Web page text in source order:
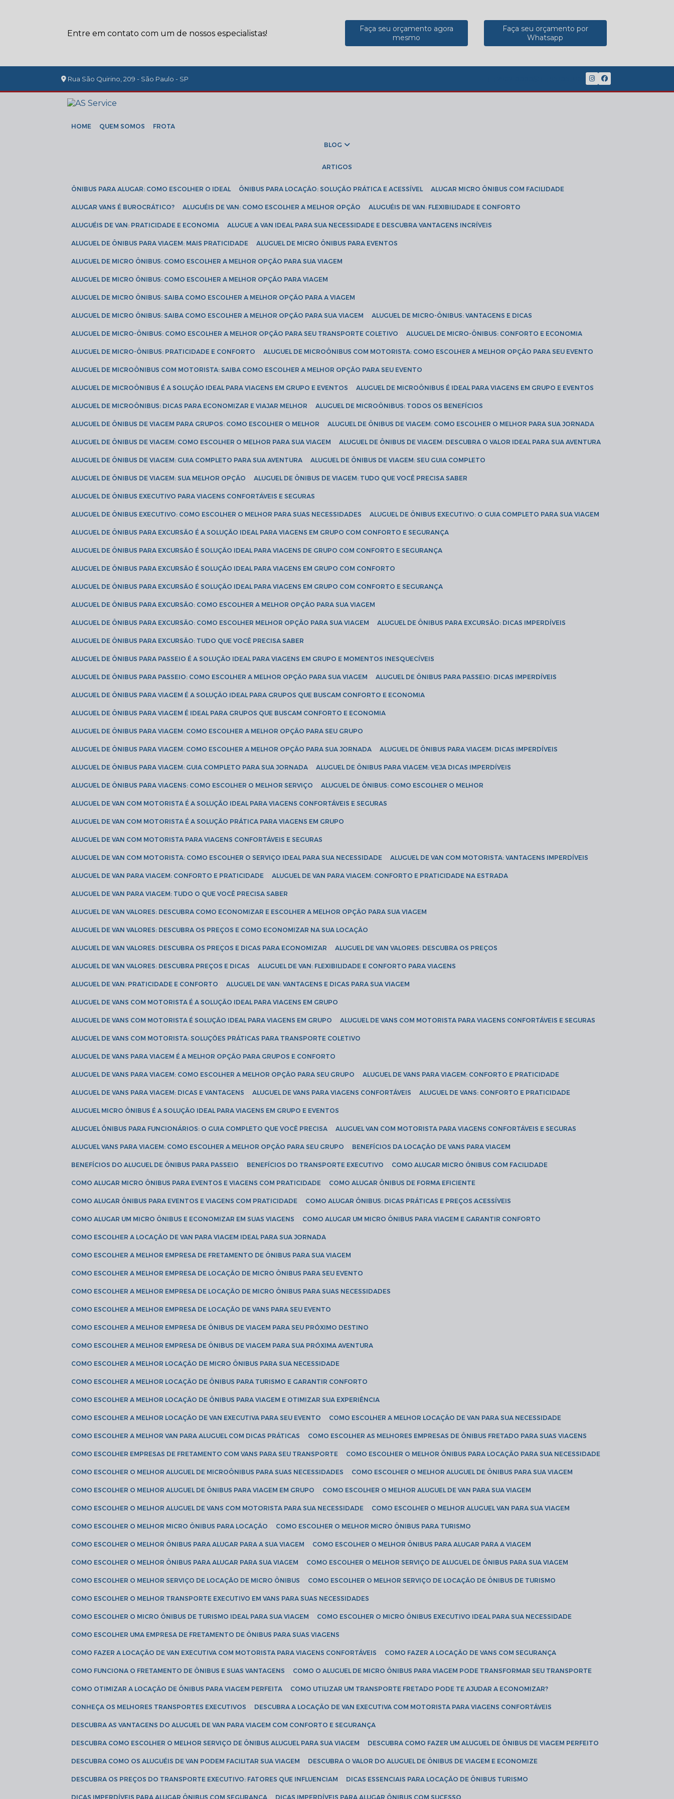
Entre em contato com um de nossos especialistas!
Faça seu orçamento agora
mesmo
Faça seu orçamento por
Whatsapp
Rua São Quirino, 209 - São Paulo - SP
HOME QUEM SOMOS FROTA
BLOG
ARTIGOS
ÔNIBUS PARA ALUGAR: COMO ESCOLHER O IDEAL ÔNIBUS PARA LOCAÇÃO: SOLUÇÃO PRÁTICA E ACESSÍVEL ALUGAR MICRO ÔNIBUS COM FACILIDADE
ALUGAR VANS É BUROCRÁTICO? ALUGUÉIS DE VAN: COMO ESCOLHER A MELHOR OPÇÃO ALUGUÉIS DE VAN: FLEXIBILIDADE E CONFORTO
ALUGUÉIS DE VAN: PRATICIDADE E ECONOMIA ALUGUE A VAN IDEAL PARA SUA NECESSIDADE E DESCUBRA VANTAGENS INCRÍVEIS
ALUGUEL DE ÔNIBUS PARA VIAGEM: MAIS PRATICIDADE ALUGUEL DE MICRO ÔNIBUS PARA EVENTOS
ALUGUEL DE MICRO ÔNIBUS: COMO ESCOLHER A MELHOR OPÇÃO PARA SUA VIAGEM
ALUGUEL DE MICRO ÔNIBUS: COMO ESCOLHER A MELHOR OPÇÃO PARA VIAGEM
ALUGUEL DE MICRO ÔNIBUS: SAIBA COMO ESCOLHER A MELHOR OPÇÃO PARA A VIAGEM
ALUGUEL DE MICRO ÔNIBUS: SAIBA COMO ESCOLHER A MELHOR OPÇÃO PARA SUA VIAGEM ALUGUEL DE MICRO-ÔNIBUS: VANTAGENS E DICAS
ALUGUEL DE MICRO-ÔNIBUS: COMO ESCOLHER A MELHOR OPÇÃO PARA SEU TRANSPORTE COLETIVO ALUGUEL DE MICRO-ÔNIBUS: CONFORTO E ECONOMIA
ALUGUEL DE MICRO-ÔNIBUS: PRATICIDADE E CONFORTO ALUGUEL DE MICROÔNIBUS COM MOTORISTA: COMO ESCOLHER A MELHOR OPÇÃO PARA SEU EVENTO
ALUGUEL DE MICROÔNIBUS COM MOTORISTA: SAIBA COMO ESCOLHER A MELHOR OPÇÃO PARA SEU EVENTO
ALUGUEL DE MICROÔNIBUS É A SOLUÇÃO IDEAL PARA VIAGENS EM GRUPO E EVENTOS ALUGUEL DE MICROÔNIBUS É IDEAL PARA VIAGENS EM GRUPO E EVENTOS
ALUGUEL DE MICROÔNIBUS: DICAS PARA ECONOMIZAR E VIAJAR MELHOR ALUGUEL DE MICROÔNIBUS: TODOS OS BENEFÍCIOS
ALUGUEL DE ÔNIBUS DE VIAGEM PARA GRUPOS: COMO ESCOLHER O MELHOR ALUGUEL DE ÔNIBUS DE VIAGEM: COMO ESCOLHER O MELHOR PARA SUA JORNADA
ALUGUEL DE ÔNIBUS DE VIAGEM: COMO ESCOLHER O MELHOR PARA SUA VIAGEM ALUGUEL DE ÔNIBUS DE VIAGEM: DESCUBRA O VALOR IDEAL PARA SUA AVENTURA
ALUGUEL DE ÔNIBUS DE VIAGEM: GUIA COMPLETO PARA SUA AVENTURA ALUGUEL DE ÔNIBUS DE VIAGEM: SEU GUIA COMPLETO
ALUGUEL DE ÔNIBUS DE VIAGEM: SUA MELHOR OPÇÃO ALUGUEL DE ÔNIBUS DE VIAGEM: TUDO QUE VOCÊ PRECISA SABER
ALUGUEL DE ÔNIBUS EXECUTIVO PARA VIAGENS CONFORTÁVEIS E SEGURAS
ALUGUEL DE ÔNIBUS EXECUTIVO: COMO ESCOLHER O MELHOR PARA SUAS NECESSIDADES ALUGUEL DE ÔNIBUS EXECUTIVO: O GUIA COMPLETO PARA SUA VIAGEM
ALUGUEL DE ÔNIBUS PARA EXCURSÃO É A SOLUÇÃO IDEAL PARA VIAGENS EM GRUPO COM CONFORTO E SEGURANÇA
ALUGUEL DE ÔNIBUS PARA EXCURSÃO É SOLUÇÃO IDEAL PARA VIAGENS DE GRUPO COM CONFORTO E SEGURANÇA
ALUGUEL DE ÔNIBUS PARA EXCURSÃO É SOLUÇÃO IDEAL PARA VIAGENS EM GRUPO COM CONFORTO
ALUGUEL DE ÔNIBUS PARA EXCURSÃO É SOLUÇÃO IDEAL PARA VIAGENS EM GRUPO COM CONFORTO E SEGURANÇA
ALUGUEL DE ÔNIBUS PARA EXCURSÃO: COMO ESCOLHER A MELHOR OPÇÃO PARA SUA VIAGEM
ALUGUEL DE ÔNIBUS PARA EXCURSÃO: COMO ESCOLHER MELHOR OPÇÃO PARA SUA VIAGEM ALUGUEL DE ÔNIBUS PARA EXCURSÃO: DICAS IMPERDÍVEIS
ALUGUEL DE ÔNIBUS PARA EXCURSÃO: TUDO QUE VOCÊ PRECISA SABER
ALUGUEL DE ÔNIBUS PARA PASSEIO É A SOLUÇÃO IDEAL PARA VIAGENS EM GRUPO E MOMENTOS INESQUECÍVEIS
ALUGUEL DE ÔNIBUS PARA PASSEIO: COMO ESCOLHER A MELHOR OPÇÃO PARA SUA VIAGEM ALUGUEL DE ÔNIBUS PARA PASSEIO: DICAS IMPERDÍVEIS
ALUGUEL DE ÔNIBUS PARA VIAGEM É A SOLUÇÃO IDEAL PARA GRUPOS QUE BUSCAM CONFORTO E ECONOMIA
ALUGUEL DE ÔNIBUS PARA VIAGEM É IDEAL PARA GRUPOS QUE BUSCAM CONFORTO E ECONOMIA
ALUGUEL DE ÔNIBUS PARA VIAGEM: COMO ESCOLHER A MELHOR OPÇÃO PARA SEU GRUPO
ALUGUEL DE ÔNIBUS PARA VIAGEM: COMO ESCOLHER A MELHOR OPÇÃO PARA SUA JORNADA ALUGUEL DE ÔNIBUS PARA VIAGEM: DICAS IMPERDÍVEIS
ALUGUEL DE ÔNIBUS PARA VIAGEM: GUIA COMPLETO PARA SUA JORNADA ALUGUEL DE ÔNIBUS PARA VIAGEM: VEJA DICAS IMPERDÍVEIS
ALUGUEL DE ÔNIBUS PARA VIAGENS: COMO ESCOLHER O MELHOR SERVIÇO ALUGUEL DE ÔNIBUS: COMO ESCOLHER O MELHOR
ALUGUEL DE VAN COM MOTORISTA É A SOLUÇÃO IDEAL PARA VIAGENS CONFORTÁVEIS E SEGURAS
ALUGUEL DE VAN COM MOTORISTA É A SOLUÇÃO PRÁTICA PARA VIAGENS EM GRUPO
ALUGUEL DE VAN COM MOTORISTA PARA VIAGENS CONFORTÁVEIS E SEGURAS
ALUGUEL DE VAN COM MOTORISTA: COMO ESCOLHER O SERVIÇO IDEAL PARA SUA NECESSIDADE ALUGUEL DE VAN COM MOTORISTA: VANTAGENS IMPERDÍVEIS
ALUGUEL DE VAN PARA VIAGEM: CONFORTO E PRATICIDADE ALUGUEL DE VAN PARA VIAGEM: CONFORTO E PRATICIDADE NA ESTRADA
ALUGUEL DE VAN PARA VIAGEM: TUDO O QUE VOCÊ PRECISA SABER
ALUGUEL DE VAN VALORES: DESCUBRA COMO ECONOMIZAR E ESCOLHER A MELHOR OPÇÃO PARA SUA VIAGEM
ALUGUEL DE VAN VALORES: DESCUBRA OS PREÇOS E COMO ECONOMIZAR NA SUA LOCAÇÃO
ALUGUEL DE VAN VALORES: DESCUBRA OS PREÇOS E DICAS PARA ECONOMIZAR ALUGUEL DE VAN VALORES: DESCUBRA OS PREÇOS
ALUGUEL DE VAN VALORES: DESCUBRA PREÇOS E DICAS ALUGUEL DE VAN: FLEXIBILIDADE E CONFORTO PARA VIAGENS
ALUGUEL DE VAN: PRATICIDADE E CONFORTO ALUGUEL DE VAN: VANTAGENS E DICAS PARA SUA VIAGEM
ALUGUEL DE VANS COM MOTORISTA É A SOLUÇÃO IDEAL PARA VIAGENS EM GRUPO
ALUGUEL DE VANS COM MOTORISTA É SOLUÇÃO IDEAL PARA VIAGENS EM GRUPO ALUGUEL DE VANS COM MOTORISTA PARA VIAGENS CONFORTÁVEIS E SEGURAS
ALUGUEL DE VANS COM MOTORISTA: SOLUÇÕES PRÁTICAS PARA TRANSPORTE COLETIVO
ALUGUEL DE VANS PARA VIAGEM É A MELHOR OPÇÃO PARA GRUPOS E CONFORTO
ALUGUEL DE VANS PARA VIAGEM: COMO ESCOLHER A MELHOR OPÇÃO PARA SEU GRUPO ALUGUEL DE VANS PARA VIAGEM: CONFORTO E PRATICIDADE
ALUGUEL DE VANS PARA VIAGEM: DICAS E VANTAGENS ALUGUEL DE VANS PARA VIAGENS CONFORTÁVEIS ALUGUEL DE VANS: CONFORTO E PRATICIDADE
ALUGUEL MICRO ÔNIBUS É A SOLUÇÃO IDEAL PARA VIAGENS EM GRUPO E EVENTOS
ALUGUEL ÔNIBUS PARA FUNCIONÁRIOS: O GUIA COMPLETO QUE VOCÊ PRECISA ALUGUEL VAN COM MOTORISTA PARA VIAGENS CONFORTÁVEIS E SEGURAS
ALUGUEL VANS PARA VIAGEM: COMO ESCOLHER A MELHOR OPÇÃO PARA SEU GRUPO BENEFÍCIOS DA LOCAÇÃO DE VANS PARA VIAGEM
BENEFÍCIOS DO ALUGUEL DE ÔNIBUS PARA PASSEIO BENEFÍCIOS DO TRANSPORTE EXECUTIVO COMO ALUGAR MICRO ÔNIBUS COM FACILIDADE
COMO ALUGAR MICRO ÔNIBUS PARA EVENTOS E VIAGENS COM PRATICIDADE COMO ALUGAR ÔNIBUS DE FORMA EFICIENTE
COMO ALUGAR ÔNIBUS PARA EVENTOS E VIAGENS COM PRATICIDADE COMO ALUGAR ÔNIBUS: DICAS PRÁTICAS E PREÇOS ACESSÍVEIS
COMO ALUGAR UM MICRO ÔNIBUS E ECONOMIZAR EM SUAS VIAGENS COMO ALUGAR UM MICRO ÔNIBUS PARA VIAGEM E GARANTIR CONFORTO
COMO ESCOLHER A LOCAÇÃO DE VAN PARA VIAGEM IDEAL PARA SUA JORNADA
COMO ESCOLHER A MELHOR EMPRESA DE FRETAMENTO DE ÔNIBUS PARA SUA VIAGEM
COMO ESCOLHER A MELHOR EMPRESA DE LOCAÇÃO DE MICRO ÔNIBUS PARA SEU EVENTO
COMO ESCOLHER A MELHOR EMPRESA DE LOCAÇÃO DE MICRO ÔNIBUS PARA SUAS NECESSIDADES
COMO ESCOLHER A MELHOR EMPRESA DE LOCAÇÃO DE VANS PARA SEU EVENTO
COMO ESCOLHER A MELHOR EMPRESA DE ÔNIBUS DE VIAGEM PARA SEU PRÓXIMO DESTINO
COMO ESCOLHER A MELHOR EMPRESA DE ÔNIBUS DE VIAGEM PARA SUA PRÓXIMA AVENTURA
COMO ESCOLHER A MELHOR LOCAÇÃO DE MICRO ÔNIBUS PARA SUA NECESSIDADE
COMO ESCOLHER A MELHOR LOCAÇÃO DE ÔNIBUS PARA TURISMO E GARANTIR CONFORTO
COMO ESCOLHER A MELHOR LOCAÇÃO DE ÔNIBUS PARA VIAGEM E OTIMIZAR SUA EXPERIÊNCIA
COMO ESCOLHER A MELHOR LOCAÇÃO DE VAN EXECUTIVA PARA SEU EVENTO COMO ESCOLHER A MELHOR LOCAÇÃO DE VAN PARA SUA NECESSIDADE
COMO ESCOLHER A MELHOR VAN PARA ALUGUEL COM DICAS PRÁTICAS COMO ESCOLHER AS MELHORES EMPRESAS DE ÔNIBUS FRETADO PARA SUAS VIAGENS
COMO ESCOLHER EMPRESAS DE FRETAMENTO COM VANS PARA SEU TRANSPORTE COMO ESCOLHER O MELHOR ÔNIBUS PARA LOCAÇÃO PARA SUA NECESSIDADE
COMO ESCOLHER O MELHOR ALUGUEL DE MICROÔNIBUS PARA SUAS NECESSIDADES COMO ESCOLHER O MELHOR ALUGUEL DE ÔNIBUS PARA SUA VIAGEM
COMO ESCOLHER O MELHOR ALUGUEL DE ÔNIBUS PARA VIAGEM EM GRUPO COMO ESCOLHER O MELHOR ALUGUEL DE VAN PARA SUA VIAGEM
COMO ESCOLHER O MELHOR ALUGUEL DE VANS COM MOTORISTA PARA SUA NECESSIDADE COMO ESCOLHER O MELHOR ALUGUEL VAN PARA SUA VIAGEM
COMO ESCOLHER O MELHOR MICRO ÔNIBUS PARA LOCAÇÃO COMO ESCOLHER O MELHOR MICRO ÔNIBUS PARA TURISMO
COMO ESCOLHER O MELHOR ÔNIBUS PARA ALUGAR PARA A SUA VIAGEM COMO ESCOLHER O MELHOR ÔNIBUS PARA ALUGAR PARA A VIAGEM
COMO ESCOLHER O MELHOR ÔNIBUS PARA ALUGAR PARA SUA VIAGEM COMO ESCOLHER O MELHOR SERVIÇO DE ALUGUEL DE ÔNIBUS PARA SUA VIAGEM
COMO ESCOLHER O MELHOR SERVIÇO DE LOCAÇÃO DE MICRO ÔNIBUS COMO ESCOLHER O MELHOR SERVIÇO DE LOCAÇÃO DE ÔNIBUS DE TURISMO
COMO ESCOLHER O MELHOR TRANSPORTE EXECUTIVO EM VANS PARA SUAS NECESSIDADES
COMO ESCOLHER O MICRO ÔNIBUS DE TURISMO IDEAL PARA SUA VIAGEM COMO ESCOLHER O MICRO ÔNIBUS EXECUTIVO IDEAL PARA SUA NECESSIDADE
COMO ESCOLHER UMA EMPRESA DE FRETAMENTO DE ÔNIBUS PARA SUAS VIAGENS
COMO FAZER A LOCAÇÃO DE VAN EXECUTIVA COM MOTORISTA PARA VIAGENS CONFORTÁVEIS COMO FAZER A LOCAÇÃO DE VANS COM SEGURANÇA
COMO FUNCIONA O FRETAMENTO DE ÔNIBUS E SUAS VANTAGENS COMO O ALUGUEL DE MICRO ÔNIBUS PARA VIAGEM PODE TRANSFORMAR SEU TRANSPORTE
COMO OTIMIZAR A LOCAÇÃO DE ÔNIBUS PARA VIAGEM PERFEITA COMO UTILIZAR UM TRANSPORTE FRETADO PODE TE AJUDAR A ECONOMIZAR?
CONHEÇA OS MELHORES TRANSPORTES EXECUTIVOS DESCUBRA A LOCAÇÃO DE VAN EXECUTIVA COM MOTORISTA PARA VIAGENS CONFORTÁVEIS
DESCUBRA AS VANTAGENS DO ALUGUEL DE VAN PARA VIAGEM COM CONFORTO E SEGURANÇA
DESCUBRA COMO ESCOLHER O MELHOR SERVIÇO DE ÔNIBUS ALUGUEL PARA SUA VIAGEM DESCUBRA COMO FAZER UM ALUGUEL DE ÔNIBUS DE VIAGEM PERFEITO
DESCUBRA COMO OS ALUGUÉIS DE VAN PODEM FACILITAR SUA VIAGEM DESCUBRA O VALOR DO ALUGUEL DE ÔNIBUS DE VIAGEM E ECONOMIZE
DESCUBRA OS PREÇOS DO TRANSPORTE EXECUTIVO: FATORES QUE INFLUENCIAM DICAS ESSENCIAIS PARA LOCAÇÃO DE ÔNIBUS TURISMO
DICAS IMPERDÍVEIS PARA ALUGAR ÔNIBUS COM SEGURANÇA DICAS IMPERDÍVEIS PARA ALUGAR ÔNIBUS COM SUCESSO